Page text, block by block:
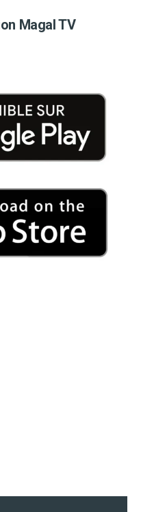
Magal TV